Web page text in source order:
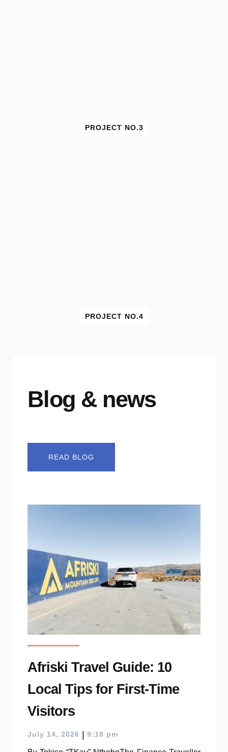
PROJECT NO.3
PROJECT NO.4
Blog & news
READ BLOG
Afriski Travel Guide: 10
Local Tips for First-Time
Visitors
July 14, 2026 | 9:18 pm